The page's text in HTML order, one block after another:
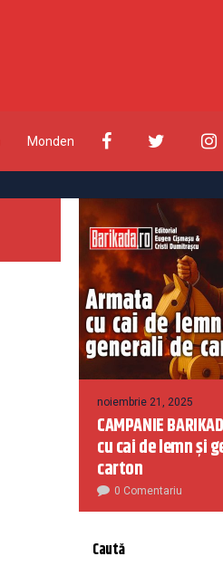
Monden
noiembrie 21, 2025
CAMPANIE
cu cai de lemn și
carton
0 Comentariu